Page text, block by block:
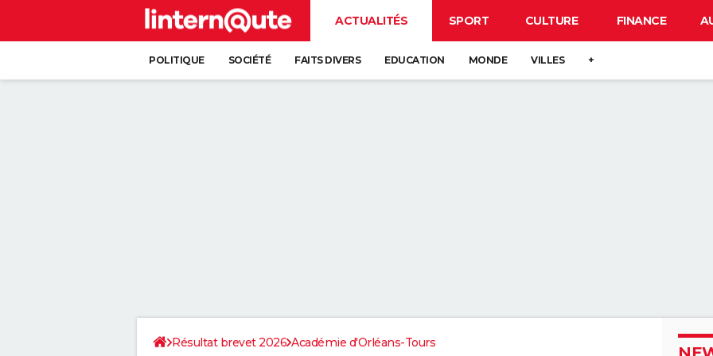
ACTUALITÉS SPORT CULTURE FINANCE
POLITIQUE SOCIÉTÉ FAITS DIVERS EDUCATION MONDE VILLES +
Résultat brevet 2026 Académie d'Orléans-Tours